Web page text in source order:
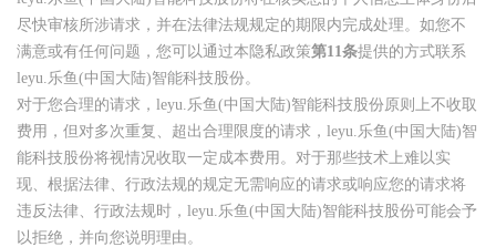
尽快审核所涉请求，并在法律法规规定的期限内完成处理。如您不
满意或有任何问题，您可以通过本隐私政策第11条提供的方式联系
leyu.乐鱼(中国大陆)智能科技股份。
对于您合理的请求，leyu.乐鱼(中国大陆)智能科技股份原则上不收取
费用，但对多次重复、超出合理限度的请求，leyu.乐鱼(中国大陆)智
能科技股份将视情况收取一定成本费用。对于那些技术上难以实
现、根据法律、行政法规的规定无需响应的请求或响应您的请求将
违反法律、行政法规时，leyu.乐鱼(中国大陆)智能科技股份可能会予
以拒绝，并向您说明理由。